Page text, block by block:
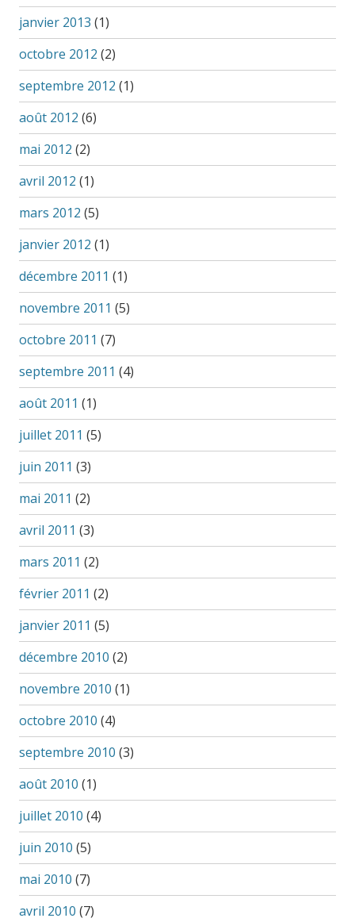
janvier 2013 (1)
octobre 2012 (2)
septembre 2012 (1)
août 2012 (6)
mai 2012 (2)
avril 2012 (1)
mars 2012 (5)
janvier 2012 (1)
décembre 2011 (1)
novembre 2011 (5)
octobre 2011 (7)
septembre 2011 (4)
août 2011 (1)
juillet 2011 (5)
juin 2011 (3)
mai 2011 (2)
avril 2011 (3)
mars 2011 (2)
février 2011 (2)
janvier 2011 (5)
décembre 2010 (2)
novembre 2010 (1)
octobre 2010 (4)
septembre 2010 (3)
août 2010 (1)
juillet 2010 (4)
juin 2010 (5)
mai 2010 (7)
avril 2010 (7)